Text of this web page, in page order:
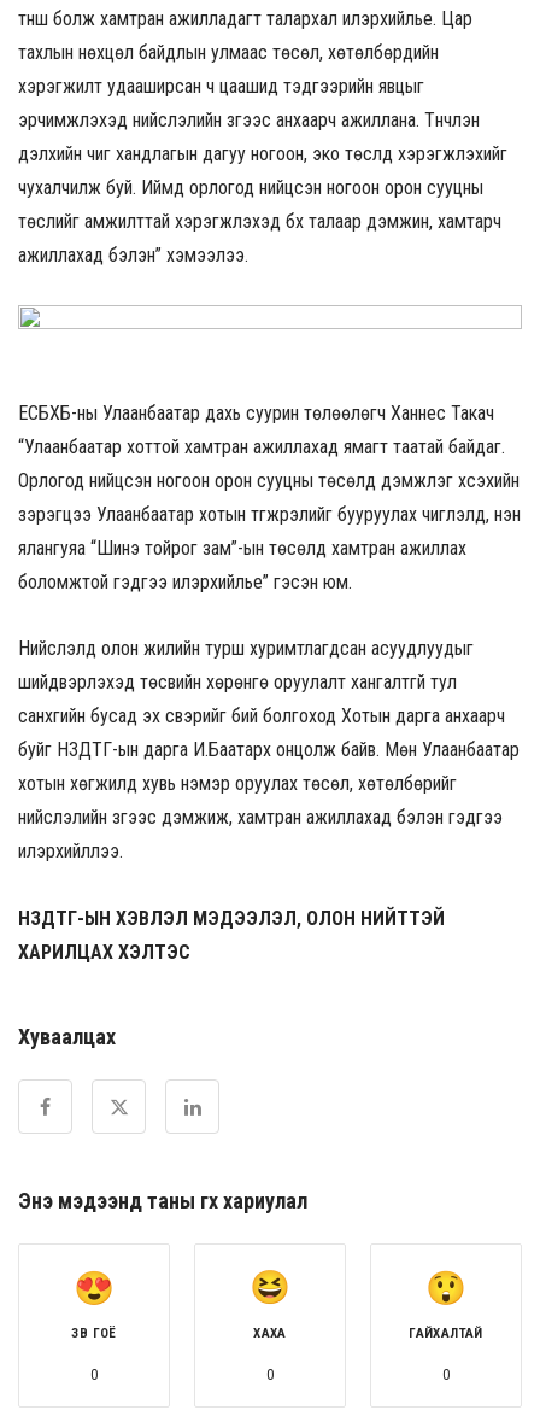
түнш болж хамтран ажилладагт талархал илэрхийлье. Цар
тахлын нөхцөл байдлын улмаас төсөл, хөтөлбөрүүдийн
хэрэгжилт удааширсан ч цаашид тэдгээрийн явцыг
эрчимжүүлэхэд нийслэлийн зүгээс анхаарч ажиллана. Түүнчлэн
дэлхийн чиг хандлагын дагуу ногоон, эко төслүүд хэрэгжүүлэхийг
чухалчилж буй. Иймд орлогод нийцсэн ногоон орон сууцны
төслийг амжилттай хэрэгжүүлэхэд бүх талаар дэмжин, хамтарч
ажиллахад бэлэн” хэмээлээ.
ЕСБХБ-ны Улаанбаатар дахь суурин төлөөлөгч Ханнес Такач
“Улаанбаатар хоттой хамтран ажиллахад ямагт таатай байдаг.
Орлогод нийцсэн ногоон орон сууцны төсөлд дэмжлэг хүсэхийн
зэрэгцээ Улаанбаатар хотын түгжрэлийг бууруулах чиглэлд, нэн
ялангуяа “Шинэ тойрог зам”-ын төсөлд хамтран ажиллах
боломжтой гэдгээ илэрхийлье” гэсэн юм.
Нийслэлд олон жилийн турш хуримтлагдсан асуудлуудыг
шийдвэрлэхэд төсвийн хөрөнгө оруулалт хангалтгүй тул
санхүүгийн бусад эх үүсвэрийг бий болгоход Хотын дарга анхаарч
буйг НЗДТГ-ын дарга И.Баатархүү онцолж байв. Мөн Улаанбаатар
хотын хөгжилд хувь нэмэр оруулах төсөл, хөтөлбөрийг
нийслэлийн зүгээс дэмжиж, хамтран ажиллахад бэлэн гэдгээ
илэрхийллээ.
НЗДТГ-ЫН ХЭВЛЭЛ МЭДЭЭЛЭЛ, ОЛОН НИЙТТЭЙ
ХАРИЛЦАХ ХЭЛТЭС
Хуваалцах
Энэ мэдээнд таны өгөх хариулал
ЗӨВ ГОЁ
0
ХАХА
0
ГАЙХАЛТАЙ
0